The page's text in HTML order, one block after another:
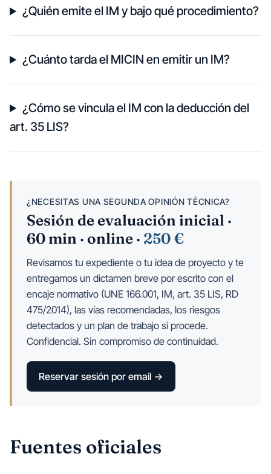
¿Quién emite el IM y bajo qué procedimiento?
¿Cuánto tarda el MICIN en emitir un IM?
¿Cómo se vincula el IM con la deducción del
art. 35 LIS?
¿NECESITAS UNA SEGUNDA OPINIÓN TÉCNICA?
Sesión de evaluación inicial ·
60 min · online · 250 €
Revisamos tu expediente o tu idea de proyecto y te
entregamos un dictamen breve por escrito con el
encaje normativo (UNE 166.001, IM, art. 35 LIS, RD
475/2014), las vías recomendadas, los riesgos
detectados y un plan de trabajo si procede.
Confidencial. Sin compromiso de continuidad.
Reservar sesión por email →
Fuentes oficiales